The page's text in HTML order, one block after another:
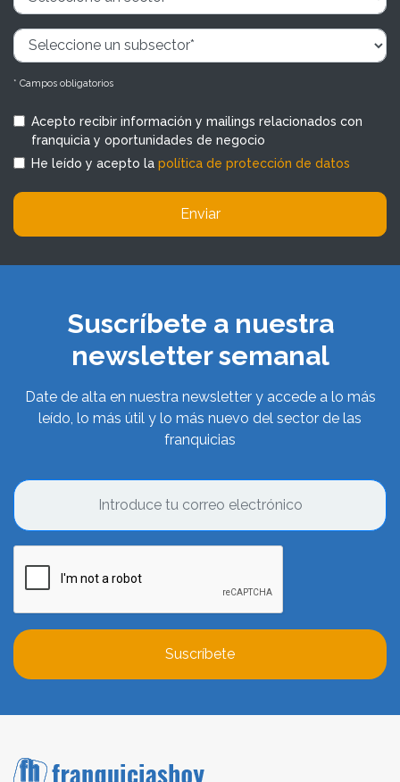
* Campos obligatorios
Acepto recibir información y mailings relacionados con
franquicia y oportunidades de negocio
He leído y acepto la política de protección de datos
Enviar
Suscríbete a nuestra
newsletter semanal
Date de alta en nuestra newsletter y accede a lo más
leído, lo más útil y lo más nuevo del sector de las
franquicias
Suscríbete